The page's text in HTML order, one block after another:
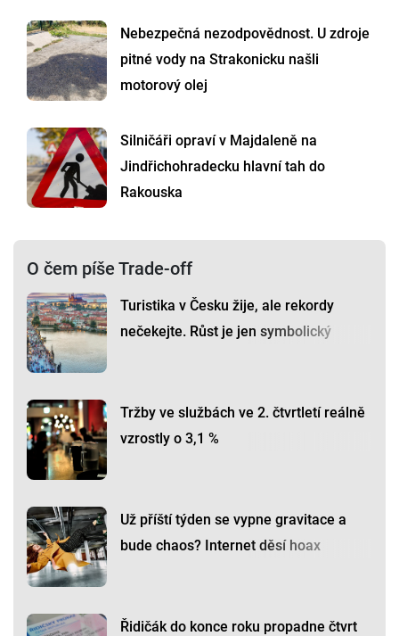
Nebezpečná nezodpovědnost. U zdroje
pitné vody na Strakonicku našli
motorový olej
Silničáři opraví v Majdaleně na
Jindřichohradecku hlavní tah do
Rakouska
O čem píše Trade-off
Turistika v Česku žije, ale rekordy
nečekejte. Růst je jen symbolický
Tržby ve službách ve 2. čtvrtletí reálně
vzrostly o 3,1 %
Už příští týden se vypne gravitace a
bude chaos? Internet děsí hoax
Řidičák do konce roku propadne čtvrt